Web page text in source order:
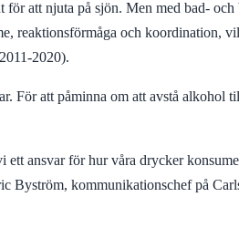
att njuta på sjön. Men med bad-
reaktionsförmåga och
2020).
För att påminna om att avstå alkohol
ansvar för hur våra drycker
Byström, kommunikationschef på